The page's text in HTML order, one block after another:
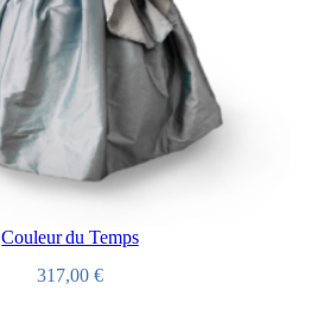
Couleur du Temps
317,00 €